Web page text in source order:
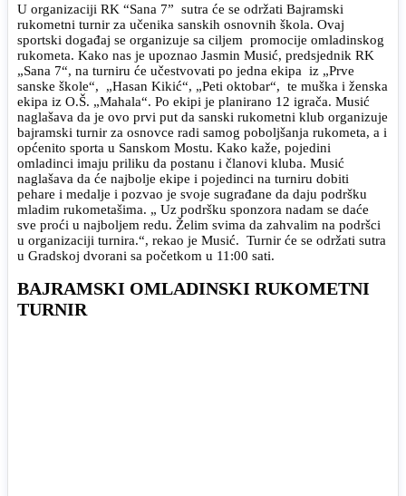
U organizaciji RK “Sana 7” sutra će se održati Bajramski
rukometni turnir za učenika sanskih osnovnih škola. Ovaj
sportski događaj se organizuje sa ciljem promocije omladinskog
rukometa. Kako nas je upoznao Jasmin Musić, predsjednik RK
„Sana 7“, na turniru će učestvovati po jedna ekipa iz „Prve
sanske škole“, „Hasan Kikić“, „Peti oktobar“, te muška i ženska
ekipa iz O.Š. „Mahala“. Po ekipi je planirano 12 igrača. Musić
naglašava da je ovo prvi put da sanski rukometni klub organizuje
bajramski turnir za osnovce radi samog poboljšanja rukometa, a i
općenito sporta u Sanskom Mostu. Kako kaže, pojedini
omladinci imaju priliku da postanu i članovi kluba. Musić
naglašava da će najbolje ekipe i pojedinci na turniru dobiti
pehare i medalje i pozvao je svoje sugrađane da daju podršku
mladim rukometašima. „ Uz podršku sponzora nadam se daće
sve proći u najboljem redu. Želim svima da zahvalim na podršci
u organizaciji turnira.“, rekao je Musić. Turnir će se održati sutra
u Gradskoj dvorani sa početkom u 11:00 sati.
BAJRAMSKI OMLADINSKI RUKOMETNI
TURNIR